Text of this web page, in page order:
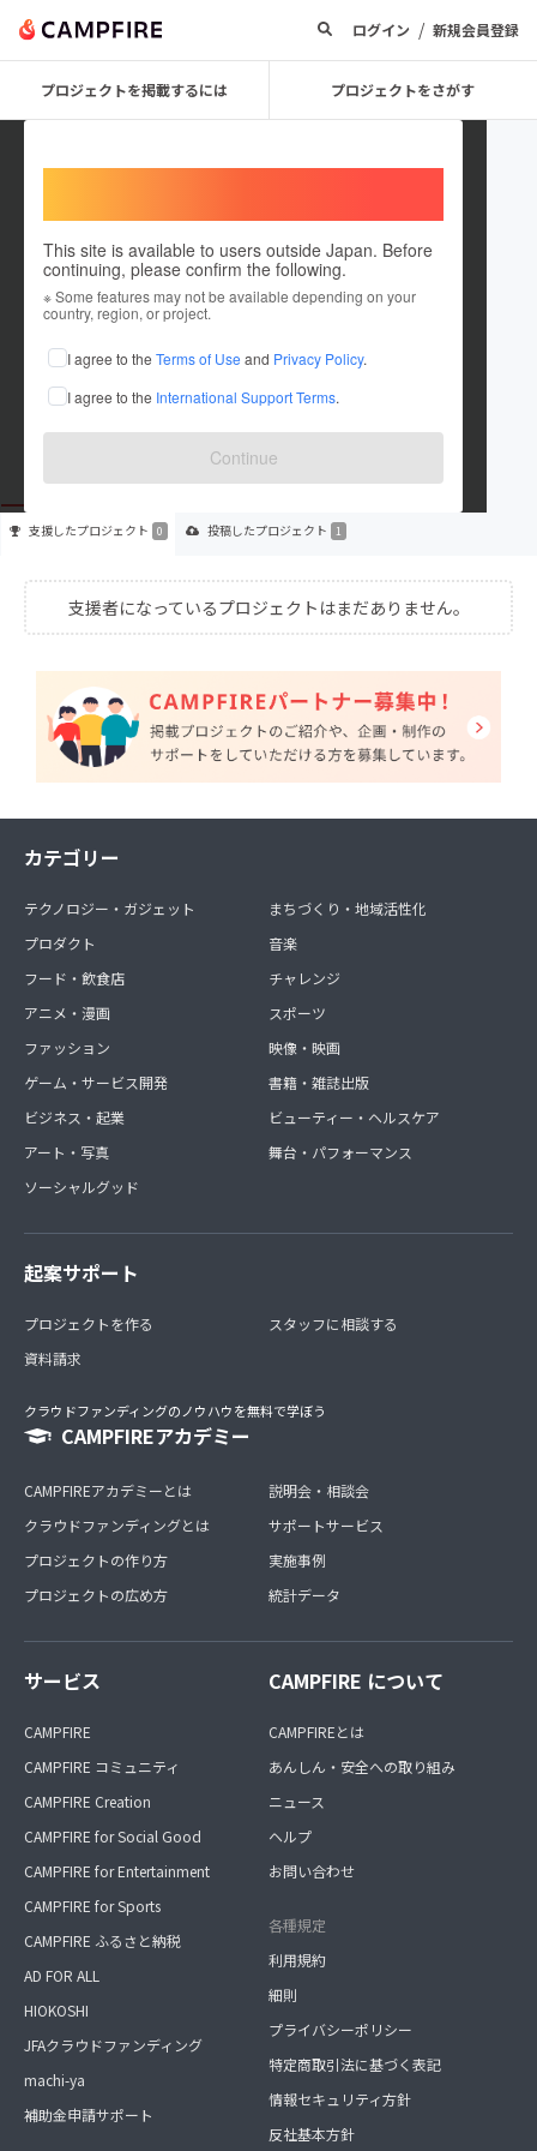
ログイン / 新規会員登録
プロジェクトを掲載するには プロジェクトをさがす
This site is available to users outside Japan. Before
continuing, please confirm the following.
※ Some features may not be available depending on your
country, region, or project.
I agree to the Terms of Use and Privacy Policy.
I agree to the International Support Terms.
Continue
Masao Akashi
これまでに1件のプロジェクトを投稿しています
在住国：日本 現在地：神奈川県
出身国：日本 出身地：兵庫県
支援したプロジェクト 0 投稿したプロジェクト 1
支援者になっているプロジェクトはまだありません。
カテゴリー
テクノロジー・ガジェット
プロダクト
フード・飲食店
アニメ・漫画
ファッション
ゲーム・サービス開発
ビジネス・起業
アート・写真
ソーシャルグッド
まちづくり・地域活性化
音楽
チャレンジ
スポーツ
映像・映画
書籍・雑誌出版
ビューティー・ヘルスケア
舞台・パフォーマンス
起案サポート
プロジェクトを作る
資料請求
スタッフに相談する
クラウドファンディングのノウハウを無料で学ぼう
CAMPFIREアカデミー
CAMPFIREアカデミーとは
クラウドファンディングとは
プロジェクトの作り方
プロジェクトの広め方
説明会・相談会
サポートサービス
実施事例
統計データ
サービス
CAMPFIRE
CAMPFIRE コミュニティ
CAMPFIRE Creation
CAMPFIRE for Social Good
CAMPFIRE for Entertainment
CAMPFIRE for Sports
CAMPFIRE ふるさと納税
AD FOR ALL
HIOKOSHI
JFAクラウドファンディング
machi-ya
補助金申請サポート
CAMPFIRE について
CAMPFIREとは
あんしん・安全への取り組み
ニュース
ヘルプ
お問い合わせ
各種規定
利用規約
細則
プライバシーポリシー
特定商取引法に基づく表記
情報セキュリティ方針
反社基本方針